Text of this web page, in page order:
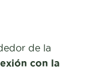
de la
con la